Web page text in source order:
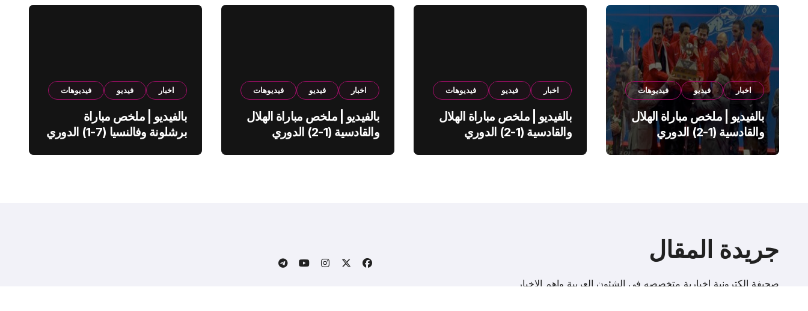
اخبار فيديو فيديوهات
بالفيديو | ملخص مباراة الهلال
والقادسية (1-2) الدوري
السعودي
اخبار فيديو فيديوهات
بالفيديو | ملخص مباراة الهلال
والقادسية (1-2) الدوري
اخبار فيديو فيديوهات
بالفيديو | ملخص مباراة الهلال
والقادسية (1-2) الدوري
اخبار فيديو فيديوهات
بالفيديو | ملخص مباراة
برشلونة وفالنسيا (7-1) الدوري
جريدة المقال
صحيفة إلكترونية اخبارية متخصصه فى الشئون العربية واهم الاخبار